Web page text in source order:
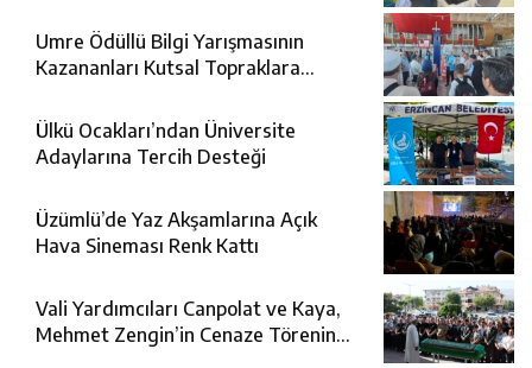
Umre Ödüllü Bilgi Yarışmasının
Kazananları Kutsal Topraklara
Ülkü Ocakları’ndan Üniversite
Adaylarına Tercih Desteği
Üzümlü’de Yaz Akşamlarına Açık
Hava Sineması Renk Kattı
Vali Yardımcıları Canpolat ve Kaya,
Mehmet Zengin’in Cenaze Törenine